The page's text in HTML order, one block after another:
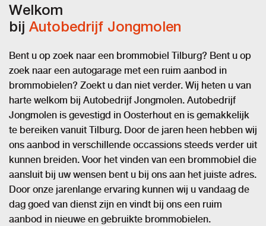
Welkom
bij Autobedrijf Jongmolen
Bent u op zoek naar een brommobiel Tilburg? Bent u op
zoek naar een autogarage met een ruim aanbod in
brommobielen? Zoekt u dan niet verder. Wij heten u van
harte welkom bij Autobedrijf Jongmolen. Autobedrijf
Jongmolen is gevestigd in Oosterhout en is gemakkelijk
te bereiken vanuit Tilburg. Door de jaren heen hebben wij
ons aanbod in verschillende occassions steeds verder uit
kunnen breiden. Voor het vinden van een brommobiel die
aansluit bij uw wensen bent u bij ons aan het juiste adres.
Door onze jarenlange ervaring kunnen wij u vandaag de
dag goed van dienst zijn en vindt bij ons een ruim
aanbod in nieuwe en gebruikte brommobielen.